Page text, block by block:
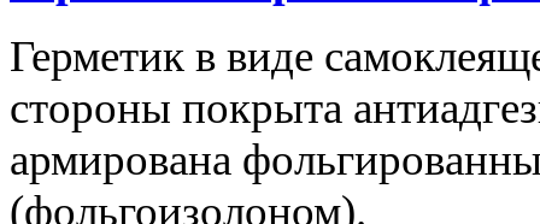
Герметик в виде
стороны покрыта
армирована
(фольгоизолоном).